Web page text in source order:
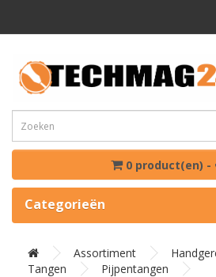
0 product(en) -
Categorieën
Assortiment
Tangen
Pijpentangen